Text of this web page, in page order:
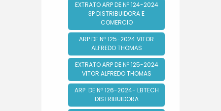
EXTRATO ARP DE Nº 124-2024
3P DISTRIBUIDORA E
COMERCIO
ARP DE Nº 125-2024 VITOR
ALFREDO THOMAS
EXTRATO ARP DE Nº 125-2024
VITOR ALFREDO THOMAS
ARP. DE Nº 126-2024- LBTECH
DISTRIBUIDORA